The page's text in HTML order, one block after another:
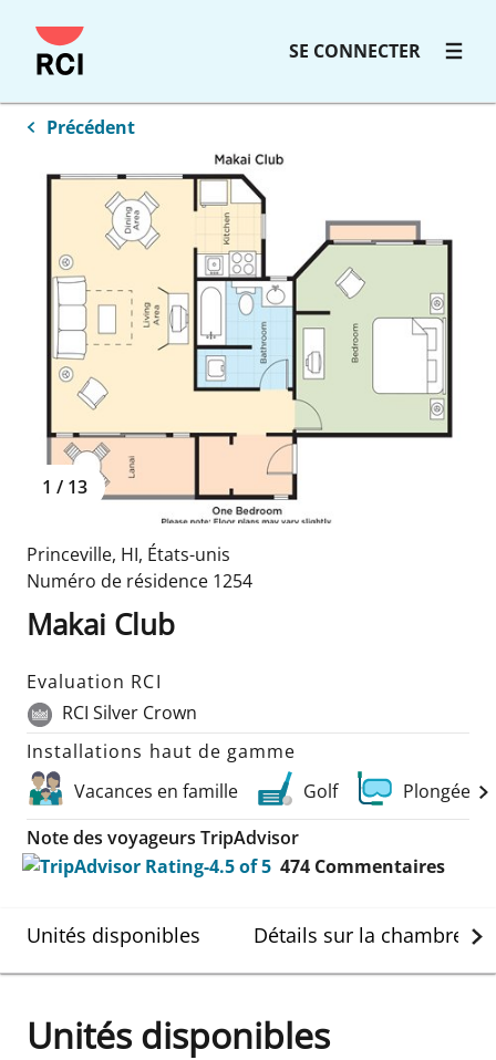
Passer
au
principal
SE CONNECTER
Précédent
1 / 13
Princeville, HI, États-unis
Numéro de résidence 1254
Makai Club
Evaluation RCI
RCI Silver Crown
Installations haut de gamme
Vacances en famille
Golf
Plongée
Note des voyageurs TripAdvisor
474 Commentaires
Unités disponibles Détails sur la chambre
Unités disponibles